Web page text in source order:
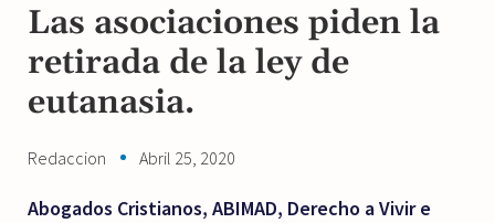
Las asociaciones piden la
retirada de la ley de
eutanasia.
Redaccion Abril 25, 2020
Abogados Cristianos, ABIMAD, Derecho a Vivir e